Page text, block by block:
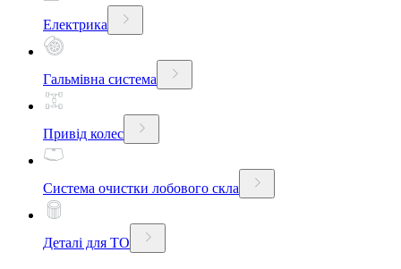
Електрика
Гальмівна система
Привід колес
Система очистки лобового скла
Деталі для ТО